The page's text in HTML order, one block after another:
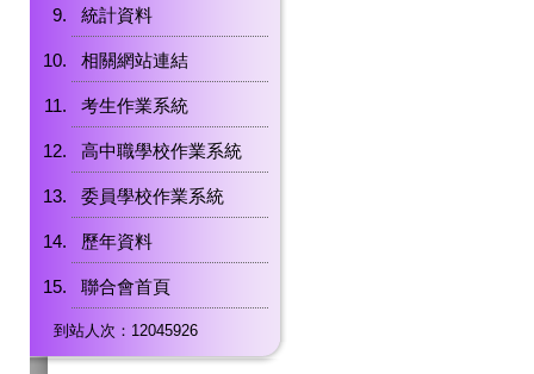
統計資料
相關網站連結
考生作業系統
高中職學校作業系統
委員學校作業系統
歷年資料
聯合會首頁
到站人次：12045926